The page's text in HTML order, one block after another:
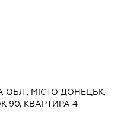
ОБЛ., МІСТО ДОНЕЦЬК,
90, КВАРТИРА 4